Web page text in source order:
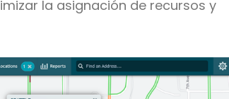
la asignación de recursos y